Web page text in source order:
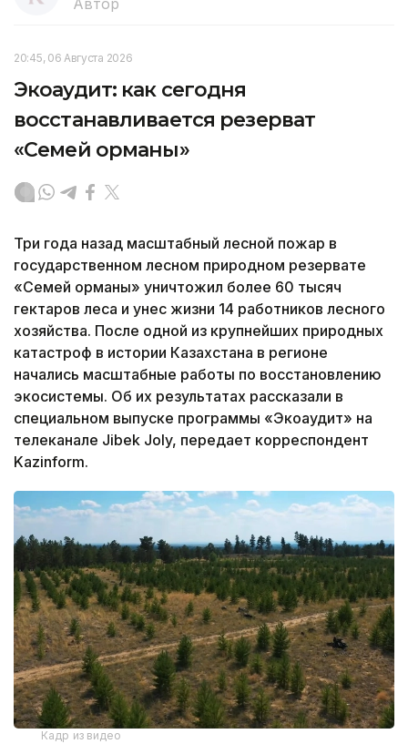
20:45, 06 Августа 2026
Экоаудит: как сегодня
восстанавливается резерват
«Семей орманы»
Три года назад масштабный лесной пожар в
государственном лесном природном резервате
«Семей орманы» уничтожил более 60 тысяч
гектаров леса и унес жизни 14 работников лесного
хозяйства. После одной из крупнейших природных
катастроф в истории Казахстана в регионе
начались масштабные работы по восстановлению
экосистемы. Об их результатах рассказали в
специальном выпуске программы «Экоаудит» на
телеканале Jibek Joly, передает корреспондент
Kazinform.
Кадр из видео